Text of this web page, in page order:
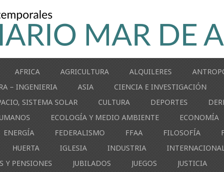
AFRICA AGRICULTURA ALQUILERES
– INGENIERIA
ASIA CIENCIA E INVESTIGACIÓN
SISTEMA SOLAR
CULTURA DEPORTES
ECOLOGÍA Y MEDIO AMBIENTE ECONOMÍA
ENERGÍA FEDERALISMO FFAA FILOSOFÍA
HUERTA IGLESIA INDUSTRIA
Y PENSIONES
JUBILADOS JUEGOS JUSTICIA